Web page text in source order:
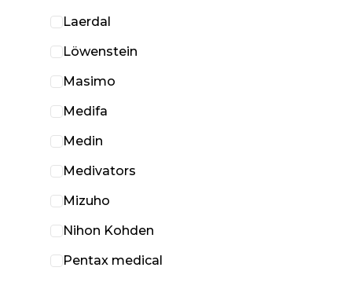
Laerdal
Löwenstein
Masimo
Medifa
Medin
Medivators
Mizuho
Nihon Kohden
Pentax medical